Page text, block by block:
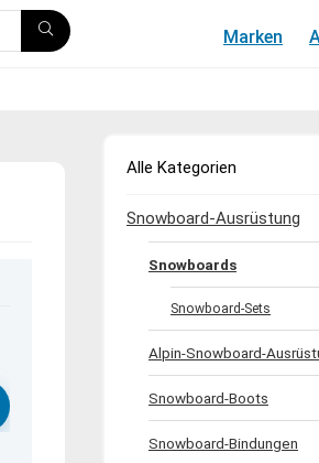
Marken
Alle Kategorien
Snowboard-Ausrüstung
Snowboards
Snowboard-Sets
Alpin-Snowboard-
Snowboard-Boots
Snowboard-Bindungen